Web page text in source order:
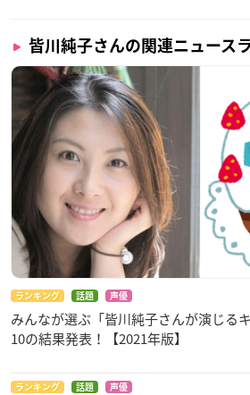
皆川純子さんの関連ニュース
ランキング 話題 声優
みんなが選ぶ「皆川純子さんが演じる
10の結果発表！【2021年版】
ランキング 話題 声優